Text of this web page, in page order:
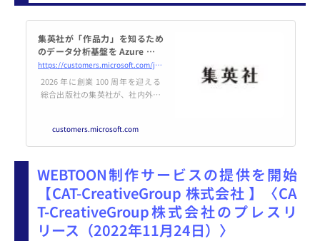
集英社が「作品力」を知るため
のデータ分析基盤を Azure で構
築! 現場リードでの更なるデータ
活用を目指す
https://customers.microsoft.com/ja-jp/story/1567459281120566252-shueisha-media-entertainment-azure-ja-japan
2026 年に創業 100 周年を迎える
総合出版社の集英社が、社内外の
ました。出版業界では、デジタル
化やメディアミックスが進む中
ら、アニメや映画、イベントな
ど、コンテンツを中心&#x...
customers.microsoft.com
WEBTOON制作サービスの提供を開始
【CAT-CreativeGroup 株式会社 】〈CA
T-CreativeGroup株式会社のプレスリ
リース（2022年11月24日）〉